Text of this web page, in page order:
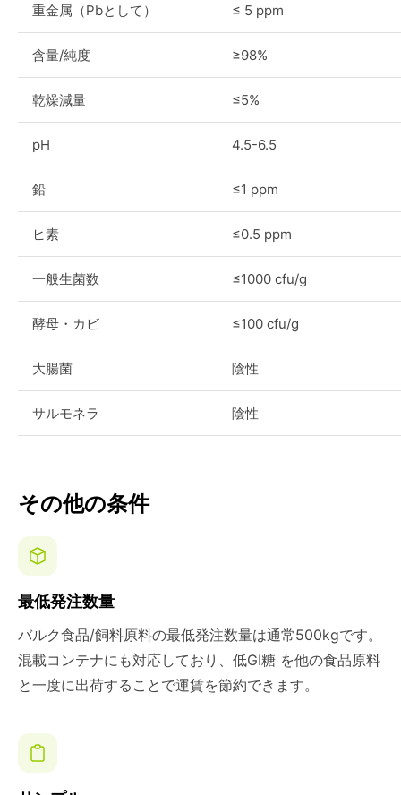
重金属（Pbとして） ≤ 5 ppm
含量/純度 ≥98%
乾燥減量 ≤5%
pH 4.5-6.5
鉛 ≤1 ppm
ヒ素 ≤0.5 ppm
一般生菌数 ≤1000 cfu/g
酵母・カビ ≤100 cfu/g
大腸菌 陰性
サルモネラ 陰性
その他の条件
最低発注数量
バルク食品/飼料原料の最低発注数量は通常500kgです。
混載コンテナにも対応しており、低GI糖 を他の食品原料
と一度に出荷することで運賃を節約できます。